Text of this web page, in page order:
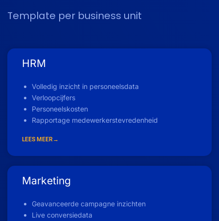
Template per business unit
HRM
Volledig inzicht in personeelsdata
Verloopcijfers
Personeelskosten
Rapportage medewerkerstevredenheid
LEES MEER→
Marketing
Geavanceerde campagne inzichten
Live conversiedata